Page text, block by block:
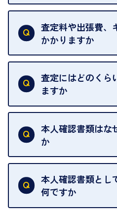
を整えておりますので
い。
お急ぎの場合はスタッ
可能な限り、迅速に対
当店は質店ではありま
は基本的に販売へと回
せんので、ご了承くださ
グオフが可能です。
契約破棄という形で、
きます。
売却当日を含む8日間の
出張買取のお品物は、8
査定料や出張費、
かかりますか
一切いただいておりま
だけない場合は、その
ございません。お気軽
査定にはどのくら
ますか
お品物の内容や点数に
取の場合は1点あたり数
お品物の場合は、お時
本人確認書類はな
か
買取店は古物営業法に
行うことが義務付けら
いただくためにも、ご
本人確認書類とし
何ですか